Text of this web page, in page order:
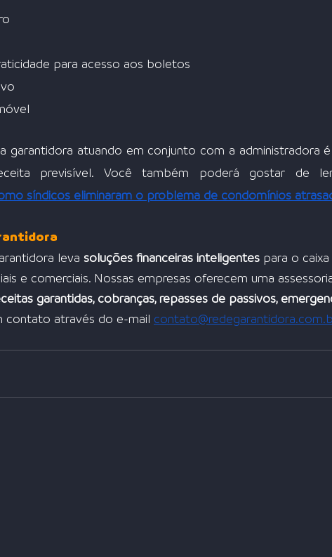
para acesso aos boletos
garantidora atuando em conjunto com a administradora
síndicos eliminaram o problema de condomínios
leva soluções financeiras inteligentes para o
e comerciais. Nossas empresas oferecem uma
garantidas, cobranças, repasses de passivos,
contato através do e-mail